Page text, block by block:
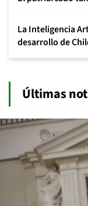
La Inteligencia
desarrollo de
Últimas